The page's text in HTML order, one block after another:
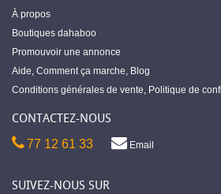
À propos
Boutiques dahaboo
Promouvoir une annonce
Aide, Comment ça marche, Blog
Conditions générales de vente, Politique de
CONTACTEZ-NOUS
77 12 61 33 Email
SUIVEZ-NOUS SUR